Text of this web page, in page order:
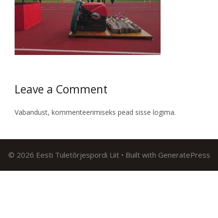
Leave a Comment
Vabandust, kommenteerimiseks pead sisse logima.
© 2026 Eesti Tuletõrjespordi Liit• Built with GeneratePress